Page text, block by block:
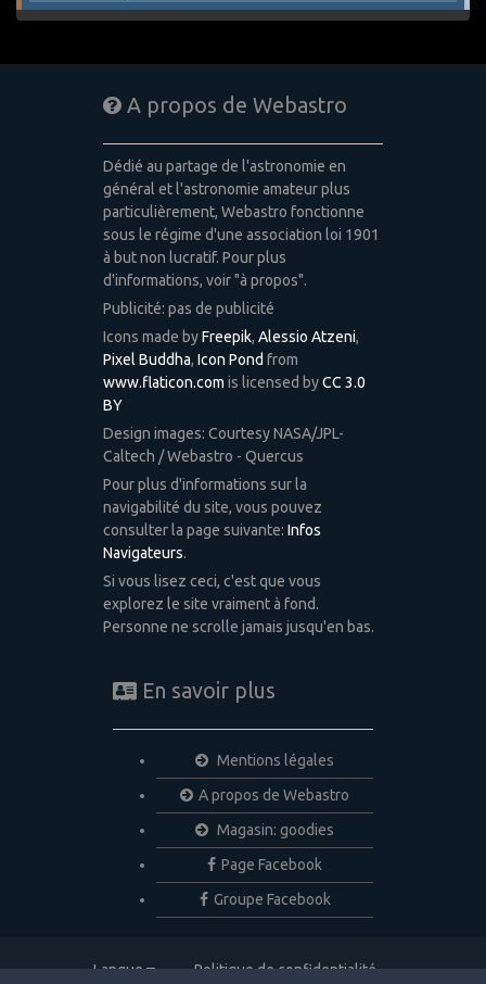
A propos de Webastro
Dédié au partage de l'astronomie en
général et l'astronomie amateur plus
particulièrement, Webastro fonctionne
sous le régime d'une association loi 1901
à but non lucratif. Pour plus
d'informations, voir "à propos".
Publicité: pas de publicité
Icons made byFreepik, Alessio Atzeni,
Pixel Buddha, Icon Pond from
www.flaticon.com is licensed byCC 3.0
BY
Design images: Courtesy NASA/JPL-
Caltech / Webastro - Quercus
Pour plus d'informations sur la
navigabilité du site, vous pouvez
consulter la page suivante: Infos
Navigateurs.
Si vous lisez ceci, c'est que vous
explorez le site vraiment à fond.
Personne ne scrolle jamais jusqu'en bas.
En savoir plus
Mentions légales
A propos de Webastro
Magasin: goodies
Page Facebook
Groupe Facebook
Langue
Politique de confidentialité